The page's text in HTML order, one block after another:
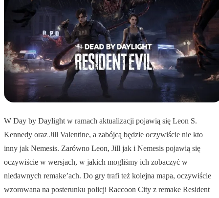
W Day by Daylight w ramach aktualizacji pojawią się Leon S.
Kennedy oraz Jill Valentine, a zabójcą będzie oczywiście nie kto
inny jak Nemesis. Zarówno Leon, Jill jak i Nemesis pojawią się
oczywiście w wersjach, w jakich mogliśmy ich zobaczyć w
niedawnych remake’ach. Do gry trafi też kolejna mapa, oczywiście
wzorowana na posterunku policji Raccoon City z remake Resident